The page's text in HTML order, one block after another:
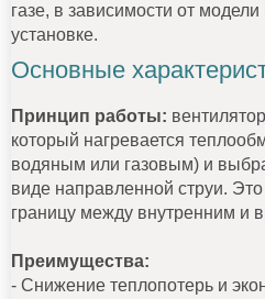
газе, в зависимости от
установке.
Основные
Принцип работы:
который нагревается
водяным или газовым) и
виде направленной струи.
границу между внутренним и
Преимущества:
- Снижение теплопотерь и